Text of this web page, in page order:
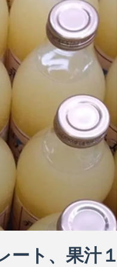
ート、果汁